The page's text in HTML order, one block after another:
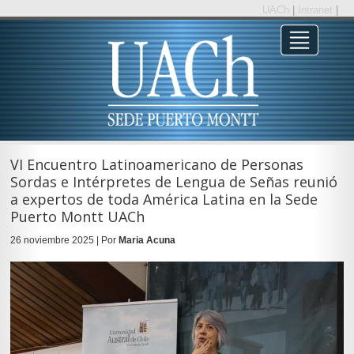
UACh Intranet
VI Encuentro Latinoamericano de Personas
Sordas e Intérpretes de Lengua de Señas reunió
a expertos de toda América Latina en la Sede
Puerto Montt UACh
26 noviembre 2025 | Por Maria Acuna